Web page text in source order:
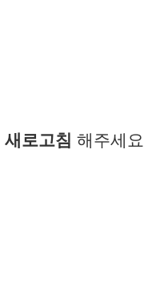
새로고침 해주세요